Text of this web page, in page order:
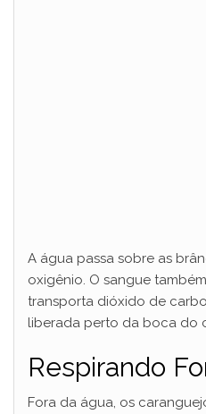
A água passa sobre as
oxigênio. O sangue
transporta dióxido de
liberada perto da boca do
Respirando
Fora da água, os